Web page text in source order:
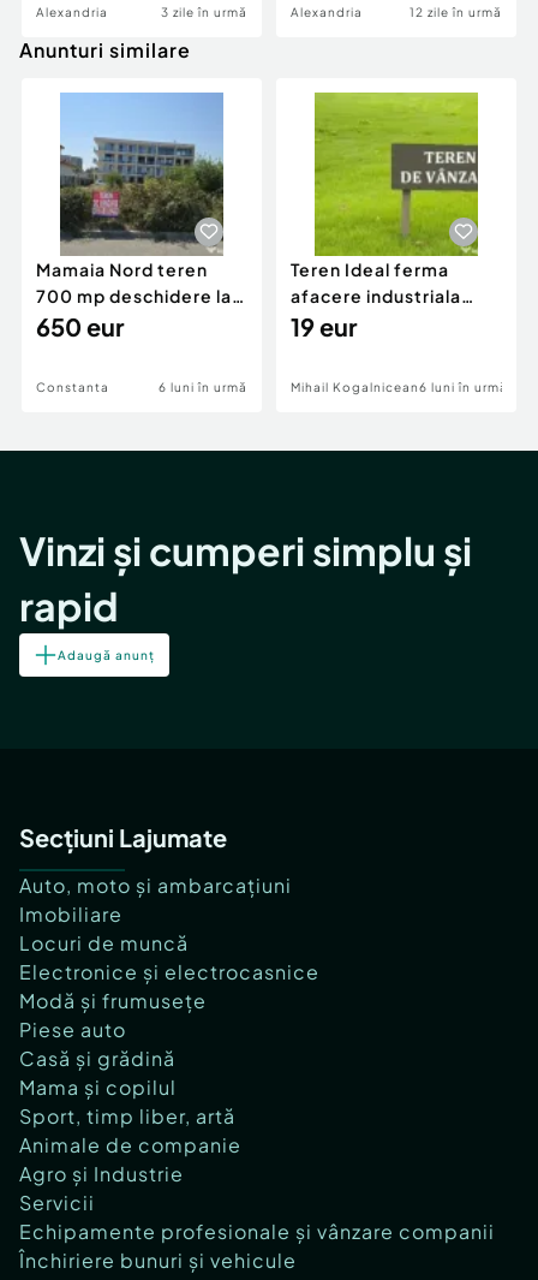
Alexandria 3 zile în urmă Alexandria 12 zile în urmă
Anunturi similare
Mamaia Nord teren
700 mp deschidere la
D24 si D25
650 eur
Constanta 6 luni în urmă
Teren Ideal ferma
afacere industriala
deschidere 71 ml la
19 eur
Mihail Kogalniceanu6 luni în urmă
Vinzi și cumperi simplu și
rapid
Adaugă anunț
Secțiuni Lajumate
Auto, moto și ambarcațiuni
Imobiliare
Locuri de muncă
Electronice și electrocasnice
Modă și frumusețe
Piese auto
Casă și grădină
Mama și copilul
Sport, timp liber, artă
Animale de companie
Agro și Industrie
Servicii
Echipamente profesionale și vânzare companii
Închiriere bunuri și vehicule